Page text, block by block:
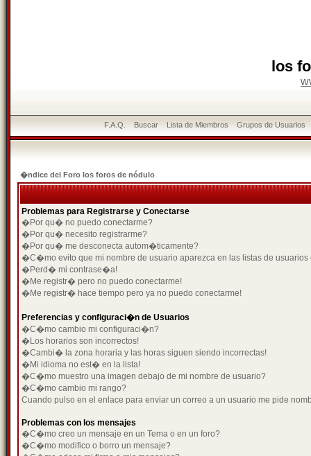
los
F.A.Q. Buscar Lista de Miembros Grupos de Usuarios
�ndice del Foro los foros de nódulo
Problemas para Registrarse y Conectarse
�Por qu� no puedo conectarme?
�Por qu� necesito registrarme?
�Por qu� me desconecta autom�ticamente?
�C�mo evito que mi nombre de usuario aparezca en las listas de usuarios
�Perd� mi contrase�a!
�Me registr� pero no puedo conectarme!
�Me registr� hace tiempo pero ya no puedo conectarme!
Preferencias y configuraci�n de Usuarios
�C�mo cambio mi configuraci�n?
�Los horarios son incorrectos!
�Cambi� la zona horaria y las horas siguen siendo incorrectas!
�Mi idioma no est� en la lista!
�C�mo muestro una imagen debajo de mi nombre de usuario?
�C�mo cambio mi rango?
Cuando pulso en el enlace para enviar un correo a un usuario me pide
Problemas con los mensajes
�C�mo creo un mensaje en un Tema o en un foro?
�C�mo modifico o borro un mensaje?